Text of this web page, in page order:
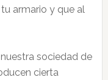
armario y que al
sociedad de
cierta